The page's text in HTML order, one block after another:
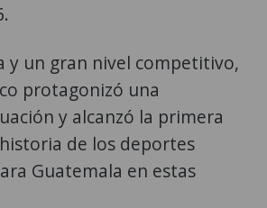
y un gran nivel competitivo,
protagonizó una
y alcanzó la primera
de los deportes
Guatemala en estas